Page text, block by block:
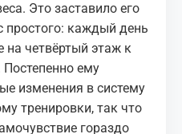
Это заставило его
простого: каждый день
на четвёртый этаж к
ему
изменения в систему
тренировки, так что
гораздо